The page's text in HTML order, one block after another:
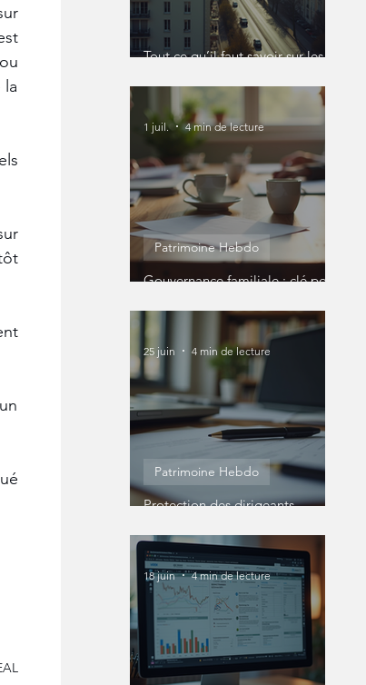
la
Tout ce qu’il faut savoir sur les
Gouvernance familiale : clé pour
Patrimoine Hebdo
1 juil. 4 min de lecture
Protection des dirigeants
efficacement votre statut de
dirigeant
Patrimoine Hebdo
25 juin 4 min de lecture
18 juin 4 min de lecture